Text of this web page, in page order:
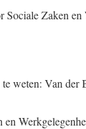
Zaken en
weten: Van